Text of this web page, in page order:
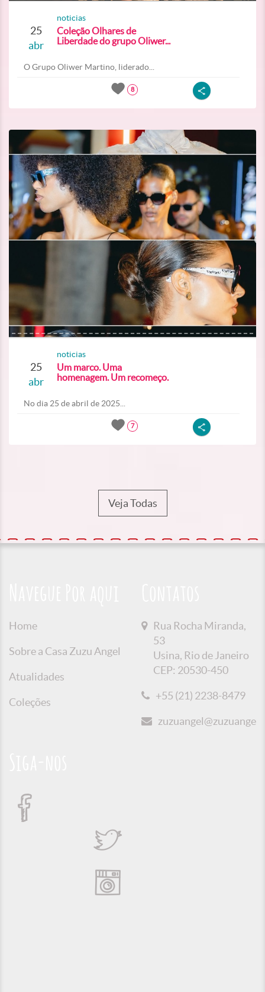
25
abr
noticias
Coleção Olhares de
Liberdade do grupo Oliwer...
O Grupo Oliwer Martino, liderado...
8
25
abr
noticias
Um marco. Uma
homenagem. Um recomeço.
No dia 25 de abril de 2025...
7
Veja Todas
Home
Sobre a Casa Zuzu Angel
Atualidades
Coleções
Rua Rocha Miranda,
53
Usina, Rio de Janeiro
CEP: 20530-450
+55 (21) 2238-8479